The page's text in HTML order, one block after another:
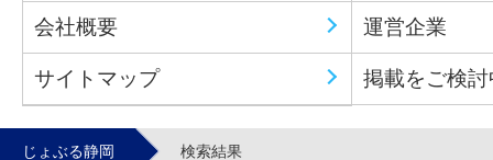
会社概要 運営企業
サイトマップ 掲載をご検
じょぶる静岡 検索結果